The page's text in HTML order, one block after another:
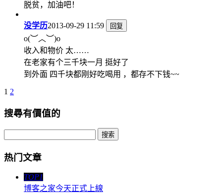
脱贫，加油吧！
没学历2013-09-29 11:59 回复
o(︶︿︶)o
收入和物价 太……
在老家有个三千块一月 挺好了
到外面 四千块都刚好吃喝用 ，都存不下钱~~
1 2
搜尋有價值的
热门文章
TOP1
博客之家今天正式上線